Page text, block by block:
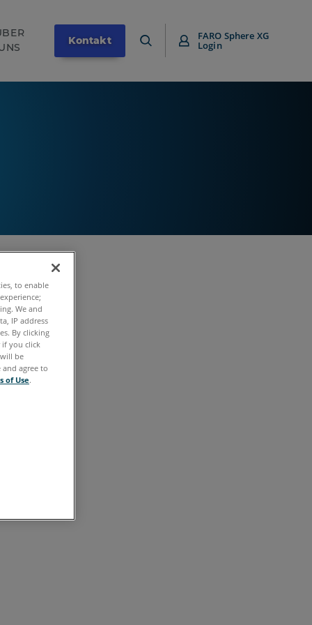
Kontakt FARO Sphere XG
Login
to enable
We and
IP address
By clicking
if you click
be
and agree to
of Use.